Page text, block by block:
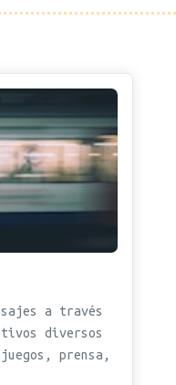
a través
diversos
prensa,